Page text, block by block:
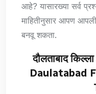
आहे? यासारख्या सर्व
माहितीनुसार आपण
बनवू शकता.
दौलताबाद
Daulatabad